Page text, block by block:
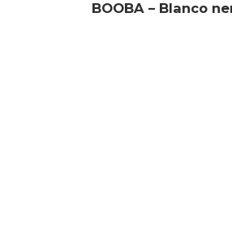
BOOBA – Blanco